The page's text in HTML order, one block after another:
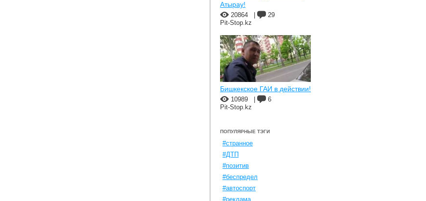
Атырау!
20864
29
Pit-Stop.kz
Бишкекское ГАИ в действии!
10989
6
Pit-Stop.kz
ПОПУЛЯРНЫЕ ТЭГИ
#странное
#ДТП
#позитив
#беспредел
#автоспорт
#реклама